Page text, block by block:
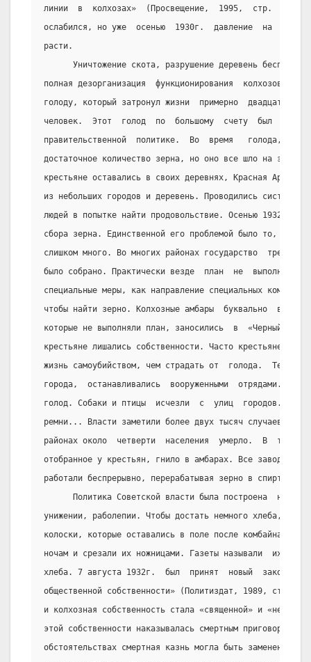
линии  в  колхозах»  (Просвещение,  1995,  стр.  87).
ослабился, но уже  осенью  1930г.  давление  на
расти.
Уничтожение скота, разрушение деревень
полная дезорганизация  функционирования  колхозов  в
голоду, который затронул жизни  примерно  двадцати
человек.  Этот  голод  по  большому  счету  был
правительственной  политике.  Во  время   голода,   у
достаточное количество зерна, но оно все шло на
крестьяне оставались в своих деревнях, Красная Армия
из небольших городов и деревень. Проводились
людей в попытке найти продовольствие. Осенью 1932г.
сбора зерна. Единственной его проблемой было то, что
слишком много. Во многих районах государство
было собрано. Практически везде  план  не
специальные меры, как направление специальных
чтобы найти зерно. Колхозные амбары  буквально
которые не выполняли план, заносились  в  «Черный
крестьяне лишались собственности. Часто крестьяне
жизнь самоубийством, чем страдать от  голода.  Те,
города,  останавливались  вооруженными  отрядами.  С
голод. Собаки и птицы  исчезли  с  улиц  городов.
ремни... Власти заметили более двух тысяч случаев
районах около  четверти  населения  умерло.  В  то
отобранное у крестьян, гнило в амбарах. Все заводы,
работали беспрерывно, перерабатывая зерно в спирт.
Политика Советской власти была построена  на
унижении, раболепии. Чтобы достать немного хлеба,
колоски, которые оставались в поле после комбайна,
ночам и срезали их ножницами. Газеты называли  их
хлеба. 7 августа 1932г.  был  принят  новый  закон  об
общественной собственности» (Политиздат, 1989, стр.
и колхозная собственность стала «священной» и
этой собственности наказывалась смертным приговором.
обстоятельствах смертная казнь могла быть заменена